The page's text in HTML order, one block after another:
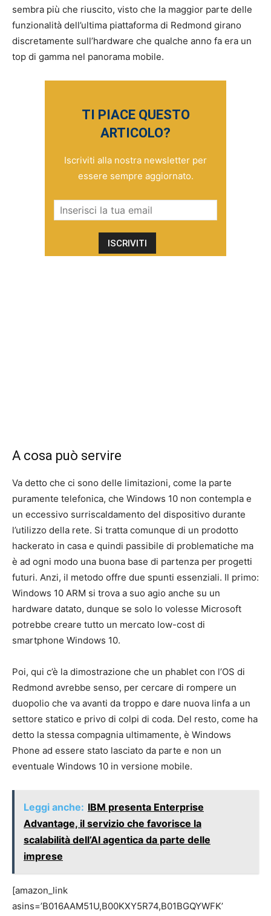
sembra più che riuscito, visto che la maggior parte delle
funzionalità dell’ultima piattaforma di Redmond girano
discretamente sull’hardware che qualche anno fa era un
top di gamma nel panorama mobile.
TI PIACE QUESTO
ARTICOLO?
Iscriviti alla nostra newsletter per
essere sempre aggiornato.
A cosa può servire
Va detto che ci sono delle limitazioni, come la parte
puramente telefonica, che Windows 10 non contempla e
un eccessivo surriscaldamento del dispositivo durante
l’utilizzo della rete. Si tratta comunque di un prodotto
hackerato in casa e quindi passibile di problematiche ma
è ad ogni modo una buona base di partenza per progetti
futuri. Anzi, il metodo offre due spunti essenziali. Il primo:
Windows 10 ARM si trova a suo agio anche su un
hardware datato, dunque se solo lo volesse Microsoft
potrebbe creare tutto un mercato low-cost di
smartphone Windows 10.
Poi, qui c’è la dimostrazione che un phablet con l’OS di
Redmond avrebbe senso, per cercare di rompere un
duopolio che va avanti da troppo e dare nuova linfa a un
settore statico e privo di colpi di coda. Del resto, come ha
detto la stessa compagnia ultimamente, è Windows
Phone ad essere stato lasciato da parte e non un
eventuale Windows 10 in versione mobile.
Leggi anche: IBM presenta Enterprise
Advantage, il servizio che favorisce la
scalabilità dell’AI agentica da parte delle
imprese
[amazon_link
asins=’B016AAM51U,B00KXY5R74,B01BGQYWFK’